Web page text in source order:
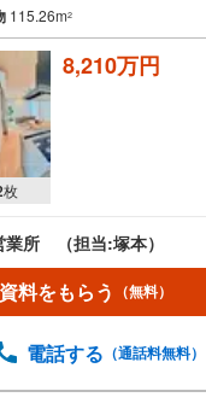
115.26m2
枚
8,210万円
所 （担当:塚本）
資料をもらう （無料）
電話する （通話料無料）